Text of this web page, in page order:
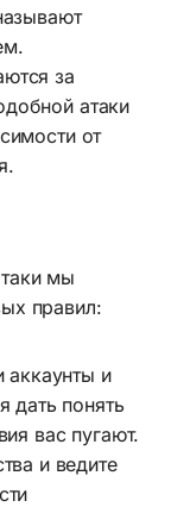
за
атаки
от
мы
правил:
аккаунты и
дать понять
вас пугают.
и ведите